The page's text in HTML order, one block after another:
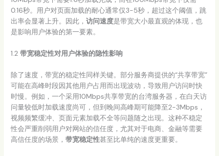
0.16秒。用户对页面加载的耐心通常仅3-5秒，超过这个阈值，跳
出率会显著上升。因此， 访问速度是带宽大小最直观的体现，也
是影响用户体验的第一要素。
1.2 带宽稳定性对用户体验的隐性影响
除了速度，带宽的稳定性同样关键。部分服务商提供的“共享带宽”
可能在高峰时段因其他用户占用而出现波动，导致用户访问时快
时慢。例如，一个采用10Mbps共享带宽的台湾服务器，在白天访
问量较低时加载速度尚可，但到晚间高峰期可能降至2-3Mbps，
视频频繁缓冲、页面元素加载不全等问题随之出现。这种不稳定
性会严重削弱用户对网站的信任度，尤其对于电商、金融等需要
高信任度的场景， 带宽稳定性甚至比单纯的速度更重要。